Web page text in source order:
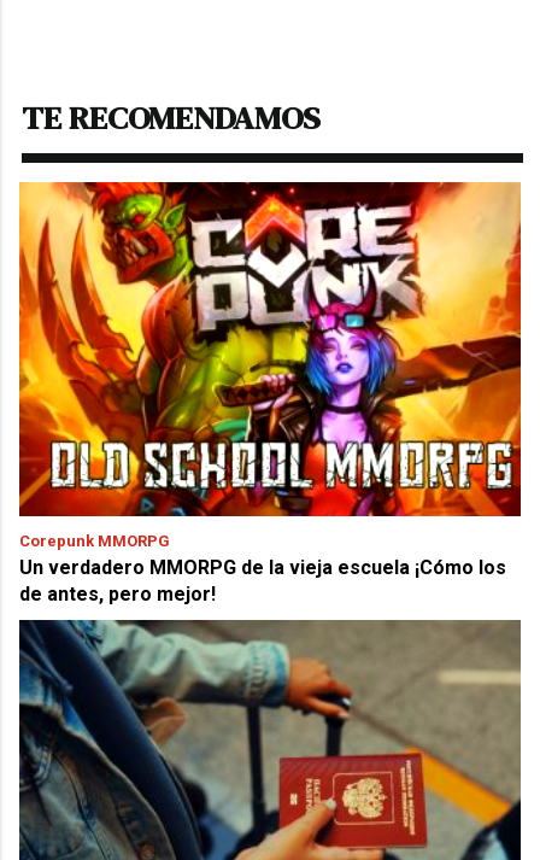
TE RECOMENDAMOS
Corepunk MMORPG
Un verdadero MMORPG de la vieja escuela ¡Cómo los
de antes, pero mejor!